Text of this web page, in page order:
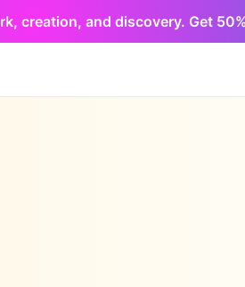
creation, and discovery. Get